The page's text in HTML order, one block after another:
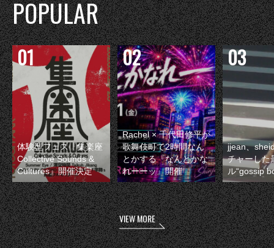
POPULAR
体験型フェス『集楽座
Collective Sounds &
Cultures』開催決定
Rachel × 千代田修平が
歌舞伎町で2時間なん
とかする『なんとかな
れーーッ』開催
jjean、
チャーした
ル“gossip
VIEW MORE